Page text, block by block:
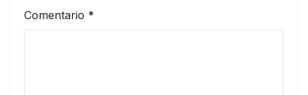
Comentario *